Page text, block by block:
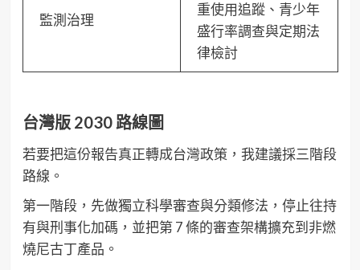
監測治理
重使用追蹤、青少年
盛行率調查與定期法
律檢討
台灣版 2030 路線圖
若要把這份報告真正轉成台灣政策，我建議採三階段
路線。
第一階段，先做獨立科學審查與分類修法，停止往持
有與刑事化加碼，並把第 7 條的審查架構擴充到非燃
燒尼古丁產品。